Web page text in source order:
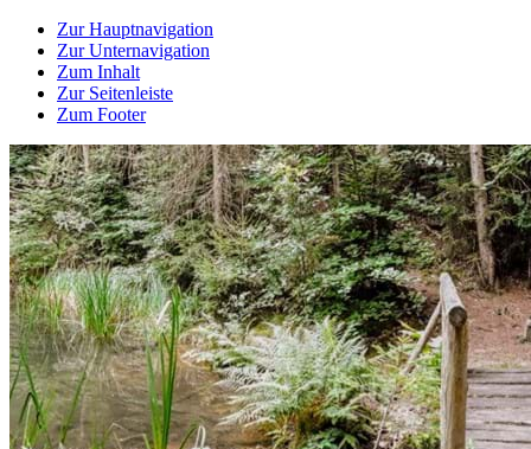
Zur Hauptnavigation
Zur Unternavigation
Zum Inhalt
Zur Seitenleiste
Zum Footer